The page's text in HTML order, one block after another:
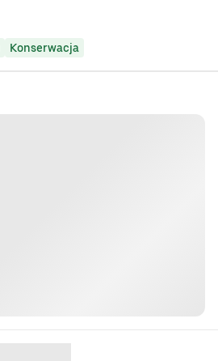
Konserwacja